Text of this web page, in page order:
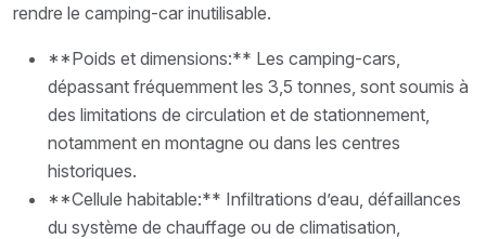
rendre le camping-car inutilisable.
**Poids et dimensions:** Les camping-cars,
dépassant fréquemment les 3,5 tonnes, sont soumis à
des limitations de circulation et de stationnement,
notamment en montagne ou dans les centres
historiques.
**Cellule habitable:** Infiltrations d’eau, défaillances
du système de chauffage ou de climatisation,